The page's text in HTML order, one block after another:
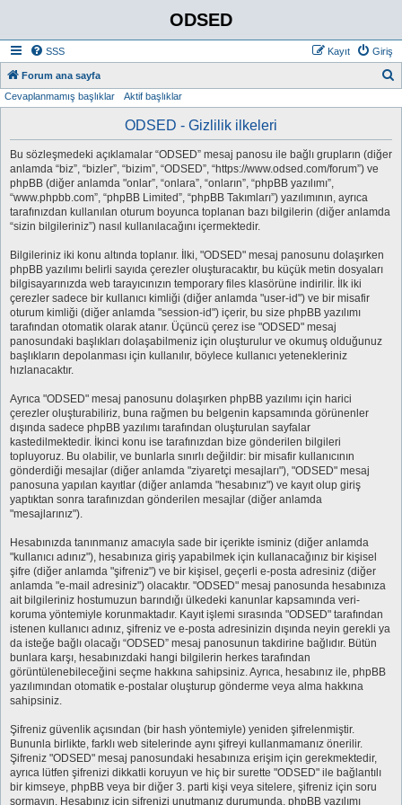
ODSED
SSS Giriş
Kayıt
Forum ana sayfa
Cevaplanmamış başlıklar Aktif başlıklar
ODSED - Gizlilik ilkeleri
Bu sözleşmedeki açıklamalar “ODSED” mesaj panosu ile bağlı grupların (diğer
anlamda “biz”, “bizler”, “bizim”, “ODSED”, “https://www.odsed.com/forum”) ve
phpBB (diğer anlamda "onlar”, “onlara”, “onların”, “phpBB yazılımı”,
“www.phpbb.com”, “phpBB Limited”, “phpBB Takımları”) yazılımının, ayrıca
tarafınızdan kullanılan oturum boyunca toplanan bazı bilgilerin (diğer anlamda
“sizin bilgileriniz”) nasıl kullanılacağını içermektedir.
Bilgileriniz iki konu altında toplanır. İlki, "ODSED" mesaj panosunu dolaşırken
phpBB yazılımı belirli sayıda çerezler oluşturacaktır, bu küçük metin dosyaları
bilgisayarınızda web tarayıcınızın temporary files klasörüne indirilir. İlk iki
çerezler sadece bir kullanıcı kimliği (diğer anlamda "user-id") ve bir misafir
oturum kimliği (diğer anlamda "session-id") içerir, bu size phpBB yazılımı
tarafından otomatik olarak atanır. Üçüncü çerez ise "ODSED" mesaj
panosundaki başlıkları dolaşabilmeniz için oluşturulur ve okumuş olduğunuz
başlıkların depolanması için kullanılır, böylece kullanıcı yetenekleriniz
hızlanacaktır.
Ayrıca "ODSED" mesaj panosunu dolaşırken phpBB yazılımı için harici
çerezler oluşturabiliriz, buna rağmen bu belgenin kapsamında görünenler
dışında sadece phpBB yazılımı tarafından oluşturulan sayfalar
kastedilmektedir. İkinci konu ise tarafınızdan bize gönderilen bilgileri
topluyoruz. Bu olabilir, ve bunlarla sınırlı değildir: bir misafir kullanıcının
gönderdiği mesajlar (diğer anlamda "ziyaretçi mesajları"), "ODSED" mesaj
panosuna yapılan kayıtlar (diğer anlamda "hesabınız") ve kayıt olup giriş
yaptıktan sonra tarafınızdan gönderilen mesajlar (diğer anlamda
"mesajlarınız").
Hesabınızda tanınmanız amacıyla sade bir içerikte isminiz (diğer anlamda
"kullanıcı adınız"), hesabınıza giriş yapabilmek için kullanacağınız bir kişisel
şifre (diğer anlamda "şifreniz") ve bir kişisel, geçerli e-posta adresiniz (diğer
anlamda "e-mail adresiniz") olacaktır. "ODSED" mesaj panosunda hesabınıza
ait bilgileriniz hostumuzun barındığı ülkedeki kanunlar kapsamında veri-
koruma yöntemiyle korunmaktadır. Kayıt işlemi sırasında "ODSED" tarafından
istenen kullanıcı adınız, şifreniz ve e-posta adresinizin dışında neyin gerekli ya
da isteğe bağlı olacağı “ODSED” mesaj panosunun takdirine bağlıdır. Bütün
bunlara karşı, hesabınızdaki hangi bilgilerin herkes tarafından
görüntülenebileceğini seçme hakkına sahipsiniz. Ayrıca, hesabınız ile, phpBB
yazılımından otomatik e-postalar oluşturup gönderme veya alma hakkına
sahipsiniz.
Şifreniz güvenlik açısından (bir hash yöntemiyle) yeniden şifrelenmiştir.
Bununla birlikte, farklı web sitelerinde aynı şifreyi kullanmamanız önerilir.
Şifreniz "ODSED" mesaj panosundaki hesabınıza erişim için gerekmektedir,
ayrıca lütfen şifrenizi dikkatli koruyun ve hiç bir surette "ODSED" ile bağlantılı
bir kimseye, phpBB veya bir diğer 3. parti kişi veya sitelere, şifreniz için soru
sormayın. Hesabınız için şifrenizi unutmanız durumunda, phpBB yazılımı